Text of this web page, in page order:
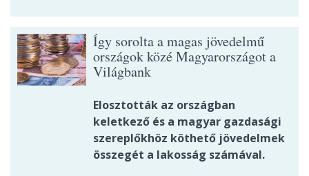
Így sorolta a magas jövedelmű
országok közé Magyarországot a
Világbank
Elosztották az országban
keletkező és a magyar gazdasági
szereplőkhöz köthető jövedelmek
összegét a lakosság számával.